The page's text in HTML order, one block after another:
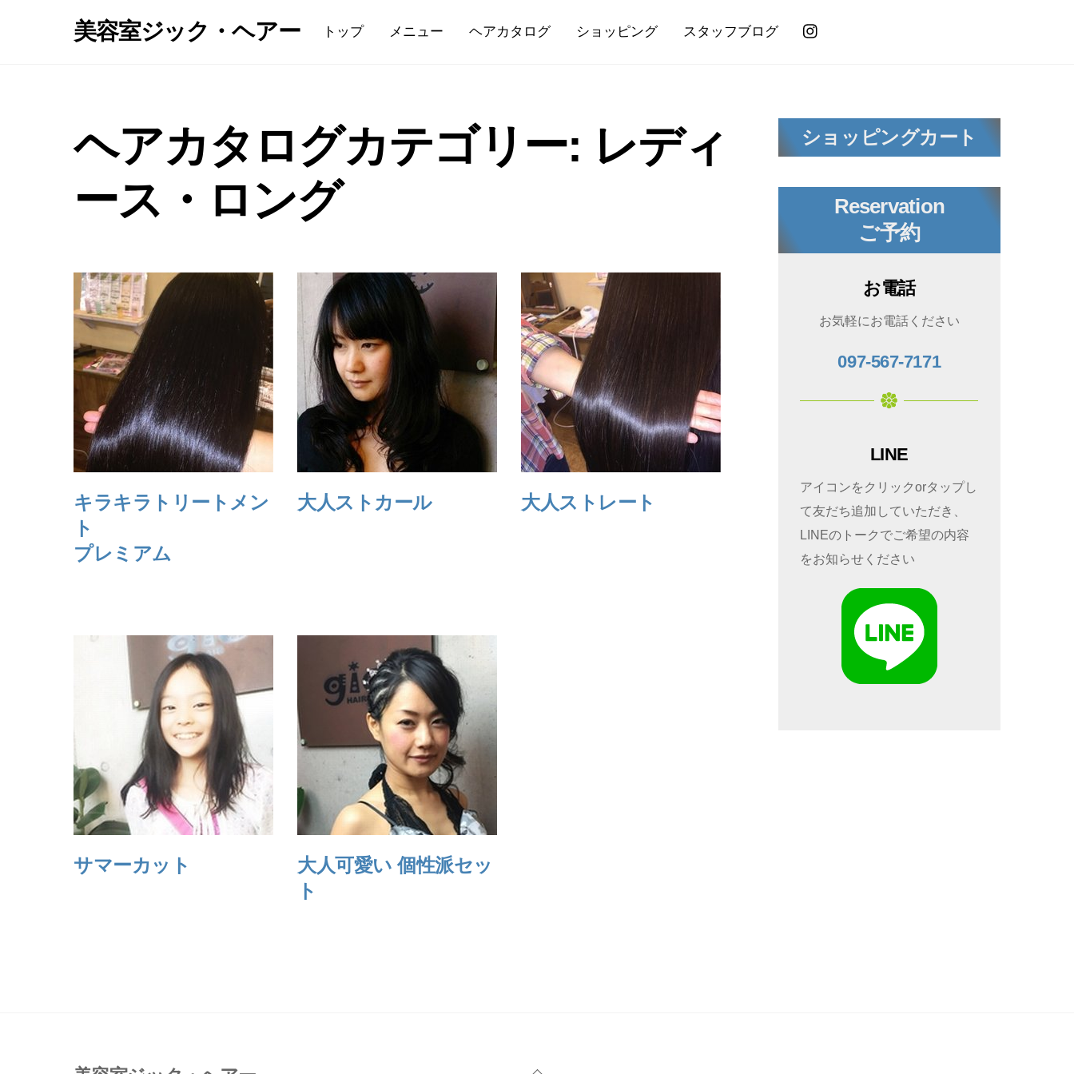
美容室ジック・ヘアー トップ メニュー ヘアカタログ ショッピング スタッフブログ
ヘアカタログカテゴリー: レディ
ース・ロング
キラキラトリートメン
ト
プレミアム
大人ストカール 大人ストレート
サマーカット
大人可愛い 個性派セッ
ト
ショッピングカート
Reservation
ご予約
お電話
お気軽にお電話ください
097-567-7171
LINE
アイコンをクリックorタップし
て友だち追加していただき、
LINEのトークでご希望の内容
をお知らせください